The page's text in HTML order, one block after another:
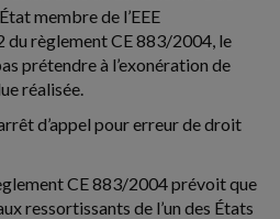
membre de l’EEE
du règlement CE 883/2004, le
prétendre à l’exonération de
réalisée.
d’appel pour erreur de droit
CE 883/2004 prévoit que
ressortissants de l’un des États